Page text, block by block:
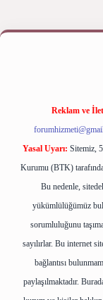
betexper bahis
Reklam ve
Yasal Uyarı: Sitemiz,
Kurumu (BTK)
Bu nedenle,
yükümlülüğümüz
sorumluluğunu
sayılırlar. Bu internet
bağlantısı
paylaşılmaktadır.